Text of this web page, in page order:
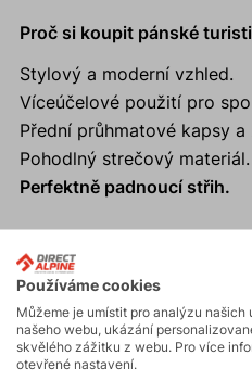
Proč si koupit pánské
Stylový a moderní vzhled.
Víceúčelové použití pro
Přední průhmatové kapsy
Pohodlný strečový materiál.
Perfektně padnoucí střih.
Aktivity
Turistika
Používáme cookies
Můžeme je umístit pro analýzu
našeho webu, ukázání
skvělého zážitku z webu. Pro více
otevřené nastavení.